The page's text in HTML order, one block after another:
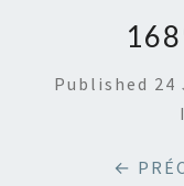
Published 24
←